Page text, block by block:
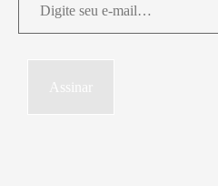
mail…Assinar